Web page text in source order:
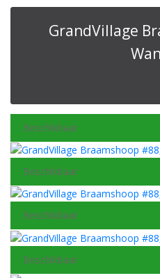
GrandVillage
Beschikbaar
Beschikbaar
Beschikbaar
Beschikbaar